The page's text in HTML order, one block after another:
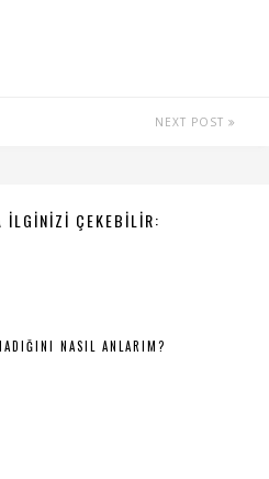
NEXT POST
ILGINIZI ÇEKEBILIR:
NASIL ANLARIM?